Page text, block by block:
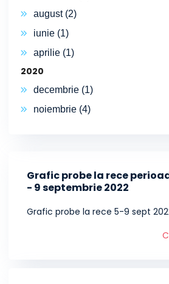
Grafic probe la rece
- 9 septembrie 2022
Grafic probe la rece 5-9 sept
august (2)
iunie (1)
aprilie (1)
2020
decembrie (1)
noiembrie (4)